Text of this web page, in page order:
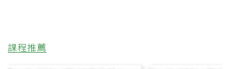
課程推薦